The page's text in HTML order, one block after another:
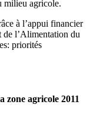
milieu agricole.
à l’appui financier
de l’Alimentation du
priorités
zone agricole 2011